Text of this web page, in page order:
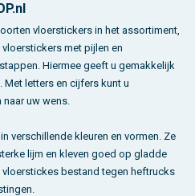
vloerstickers in het assortiment,
met pijlen en
Hiermee geeft u gemakkelijk
Met letters en cijfers kunt u
uw wens.
verschillende kleuren en vormen. Ze
lijm en kleven goed op gladde
bestand tegen heftrucks